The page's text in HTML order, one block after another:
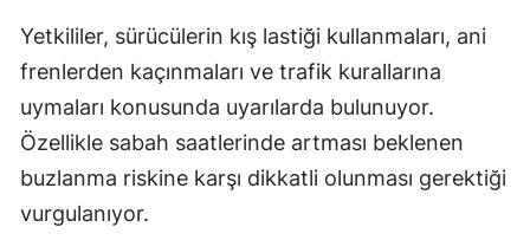
Yozgat
Zonguldak
Aksaray
Yetkililer, sürücülerin kış lastiği kullanmaları, ani
frenlerden kaçınmaları ve trafik kurallarına
uymaları konusunda uyarılarda bulunuyor.
Özellikle sabah saatlerinde artması beklenen
buzlanma riskine karşı dikkatli olunması gerektiği
vurgulanıyor.